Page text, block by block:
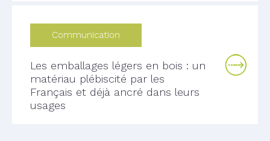
Communication
Les emballages légers en bois : un
matériau plébiscité par les
Français et déjà ancré dans leurs
usages